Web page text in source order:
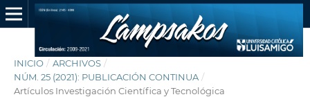
INICIO / ARCHIVOS /
NÚM. 25 (2021): PUBLICACIÓN CONTINUA /
Artículos Investigación Científica y Tecnológica